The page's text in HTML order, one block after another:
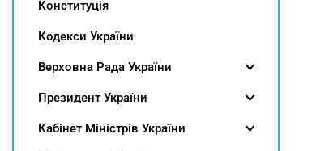
Конституція
Кодекси України
Верховна Рада України
Президент України
Кабінет Міністрів України